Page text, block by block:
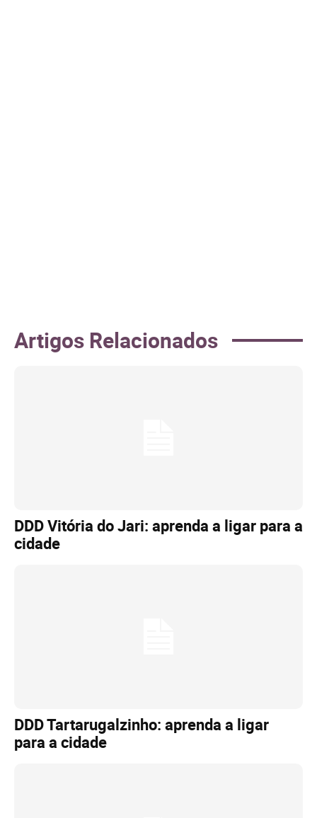
Artigos Relacionados
DDD Vitória do Jari: aprenda a ligar para a
cidade
DDD Tartarugalzinho: aprenda a ligar
para a cidade